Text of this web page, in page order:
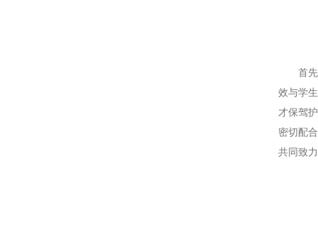
首
效与学
才保驾
密切配
共同致